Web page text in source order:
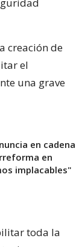
creación de
el
una grave
en cadena
en
implacables"
toda la